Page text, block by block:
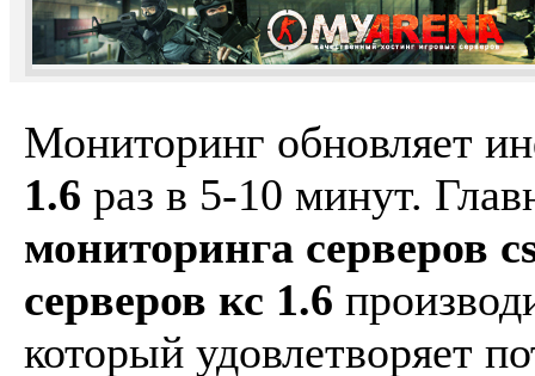
Мониторинг обновляет
1.6 раз в 5-10 минут.
мониторинга серверов
серверов кс 1.6
который удовлетворяет